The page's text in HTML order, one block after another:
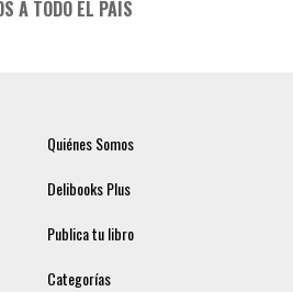
A TODO EL PAÍS
Quiénes Somos
Delibooks Plus
Publica tu libro
Categorías